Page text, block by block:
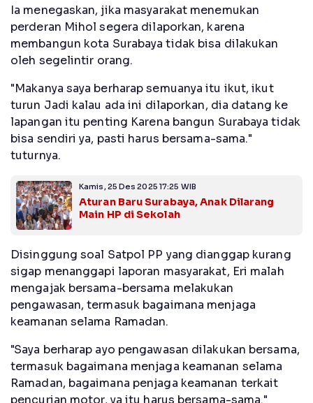
Ia menegaskan, jika masyarakat menemukan
perderan Mihol segera dilaporkan, karena
membangun kota Surabaya tidak bisa dilakukan
oleh segelintir orang.
"Makanya saya berharap semuanya itu ikut, ikut
turun Jadi kalau ada ini dilaporkan, dia datang ke
lapangan itu penting Karena bangun Surabaya tidak
bisa sendiri ya, pasti harus bersama-sama."
tuturnya.
Kamis, 25 Des 2025 17:25 WIB
Aturan Baru Surabaya, Anak Dilarang
Main HP di Sekolah
Disinggung soal Satpol PP yang dianggap kurang
sigap menanggapi laporan masyarakat, Eri malah
mengajak bersama-bersama melakukan
pengawasan, termasuk bagaimana menjaga
keamanan selama Ramadan.
"Saya berharap ayo pengawasan dilakukan bersama,
termasuk bagaimana menjaga keamanan selama
Ramadan, bagaimana penjaga keamanan terkait
pencurian motor, ya itu harus bersama-sama."